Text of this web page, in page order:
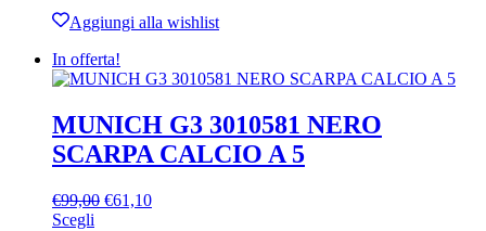
era:
è:
ha
varianti.
Le
possono
essere
scelte
pagina
Aggiungi alla wishlist
In offerta!
MUNICH G3 3010581 NERO
SCARPA CALCIO A 5
€99,00 Il
€61,10Il
Scegli